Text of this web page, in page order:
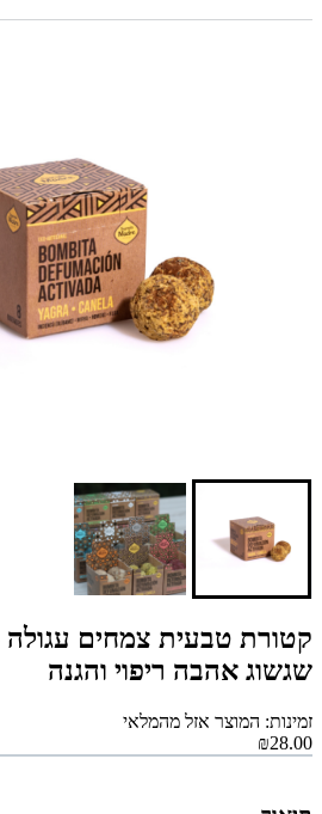
קטורת טבעית צמחים עגולה
שגשוג אהבה ריפוי והגנה
זמינות: המוצר אזל מהמלאי
₪28.00